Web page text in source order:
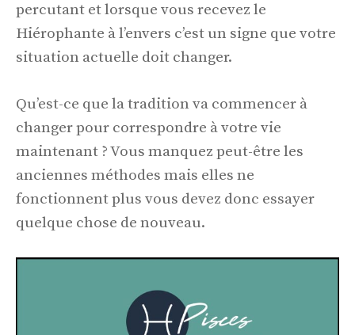
percutant et lorsque vous recevez le
Hiérophante à l’envers c’est un signe que votre
situation actuelle doit changer.
Qu’est-ce que la tradition va commencer à
changer pour correspondre à votre vie
maintenant ? Vous manquez peut-être les
anciennes méthodes mais elles ne
fonctionnent plus vous devez donc essayer
quelque chose de nouveau.